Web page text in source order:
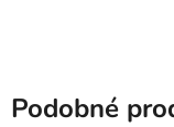
Podobné